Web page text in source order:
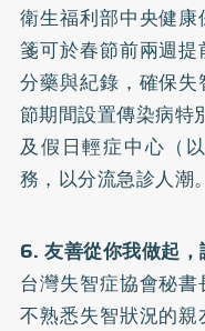
衛生福利部中央健
箋可於春節前兩週
分藥與紀錄，確保
節期間設置傳染病特
及假日輕症中心（
務，以分流急診人潮。
6. 友善從你我做起
台灣失智症協會秘
不熟悉失智狀況的